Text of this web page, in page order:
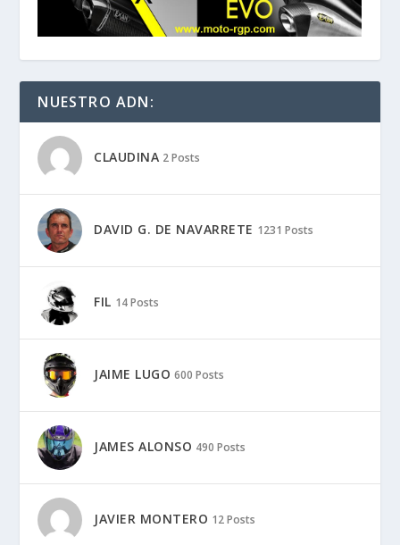
NUESTRO ADN:
CLAUDINA 2 Posts
DAVID G. DE NAVARRETE 1231 Posts
FIL 14 Posts
JAIME LUGO 600 Posts
JAMES ALONSO 490 Posts
JAVIER MONTERO 12 Posts